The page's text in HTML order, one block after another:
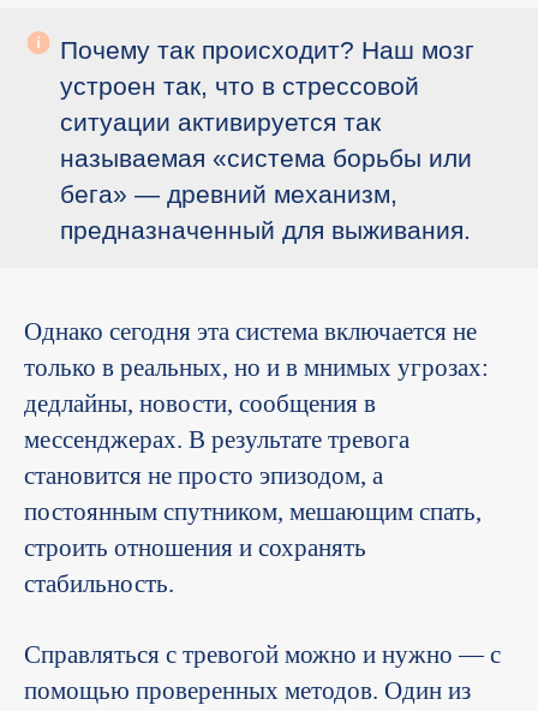
Почему так происходит? Наш мозг
устроен так, что в стрессовой
ситуации активируется так
называемая «система борьбы или
бега» — древний механизм,
предназначенный для выживания.
Однако сегодня эта система включается не
только в реальных, но и в мнимых угрозах:
дедлайны, новости, сообщения в
мессенджерах. В результате тревога
становится не просто эпизодом, а
постоянным спутником, мешающим спать,
строить отношения и сохранять
стабильность.
Справляться с тревогой можно и нужно — с
помощью проверенных методов. Один из